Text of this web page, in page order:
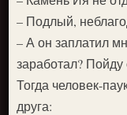
– Подлый,
– А он заплатил
заработал? Пойду
Тогда человек-
друга: